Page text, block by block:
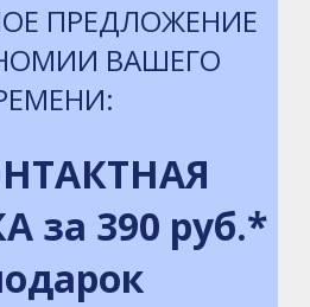
ПРЕДЛОЖЕНИЕ
ВАШЕГО
за 390 руб.*